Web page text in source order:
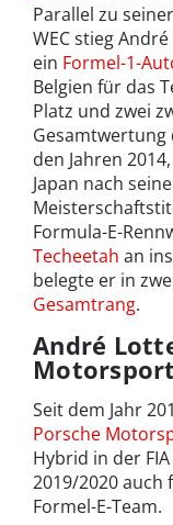
Parallel zu
WEC stieg
ein Formel-1-
Belgien für das
Platz und zwei
Gesamtwertung
den Jahren
Japan nach
Formula-E-
Techeetah an
belegte er in
Gesamtrang.
André
Motorsport
Seit dem Jahr
Porsche
Hybrid in der
2019/2020 auch
Formel-E-Team.